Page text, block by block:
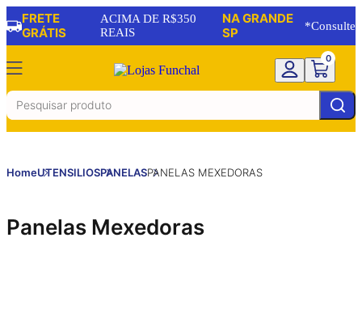
FRETE
GRÁTIS
ACIMA DE R$350
REAIS
NA GRANDE
SP
*Consulte
0
HomeUTENSILIOSPANELASPANELAS MEXEDORAS
Panelas Mexedoras